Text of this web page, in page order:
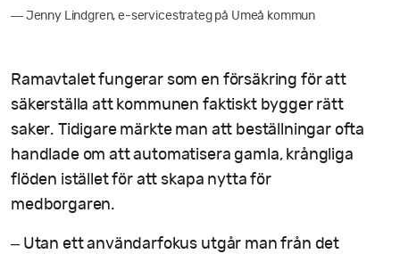
— Jenny Lindgren, e-servicestrateg på Umeå kommun
Ramavtalet fungerar som en försäkring för att
säkerställa att kommunen faktiskt bygger rätt
saker. Tidigare märkte man att beställningar ofta
handlade om att automatisera gamla, krångliga
flöden istället för att skapa nytta för
medborgaren.
– Utan ett användarfokus utgår man från det